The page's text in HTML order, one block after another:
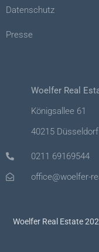
Datenschutz
Presse
Woelfer Real
Königsallee 61
40215 Düsseldorf
0211 69169544
office@woelfer-
Woelfer Real Estate